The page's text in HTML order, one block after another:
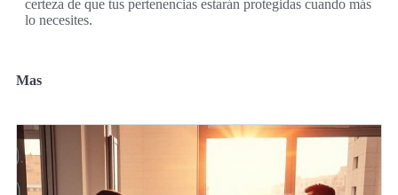
certeza de que tus pertenencias estarán protegidas cuando más
lo necesites.
Mas